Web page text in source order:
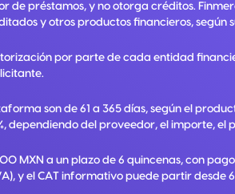
de préstamos, y no otorga créditos.
y otros productos financieros, según
por parte de cada entidad
son de 61 a 365 días, según el
dependiendo del proveedor, el importe, el
MXN a un plazo de 6 quincenas, con
y el CAT informativo puede partir